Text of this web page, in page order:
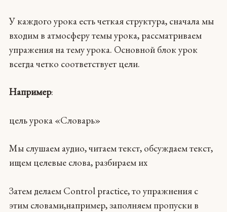
У каждого урока есть четкая структура, сначала мы
входим в атмосферу темы урока, рассматриваем
упражения на тему урока. Основной блок урок
всегда четко соответствует цели.
Например:
цель урока «Словарь»
Мы слушаем аудио, читаем текст, обсуждаем текст,
ищем целевые слова, разбираем их
Затем делаем Control practice, то упражнения с
этим словами,например, заполняем пропуски в